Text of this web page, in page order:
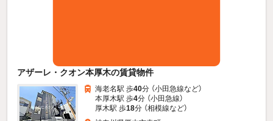
アザーレ・クオン本厚木の賃貸物件
海老名駅 歩40分 （小田急線など）
本厚木駅 歩4分 （小田急線）
厚木駅 歩18分 （相模線など）